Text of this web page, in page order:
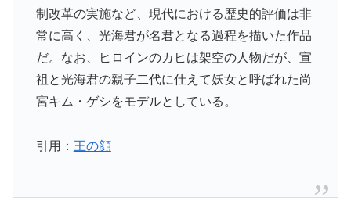
制改革の実施など、現代における歴史的評価は非
常に高く、光海君が名君となる過程を描いた作品
だ。なお、ヒロインのカヒは架空の人物だが、宣
祖と光海君の親子二代に仕えて妖女と呼ばれた尚
宮キム・ゲシをモデルとしている。
引用： 王の顔